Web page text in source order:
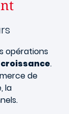
opérations
.
de
la